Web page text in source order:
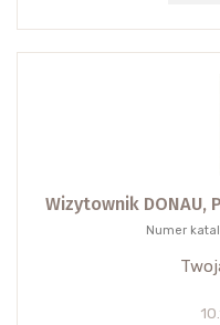
Wizytownik DONAU,
Numer